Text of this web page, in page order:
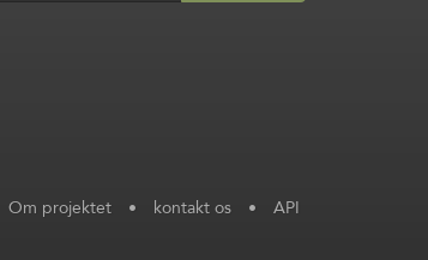
Om projektet • kontakt os • API